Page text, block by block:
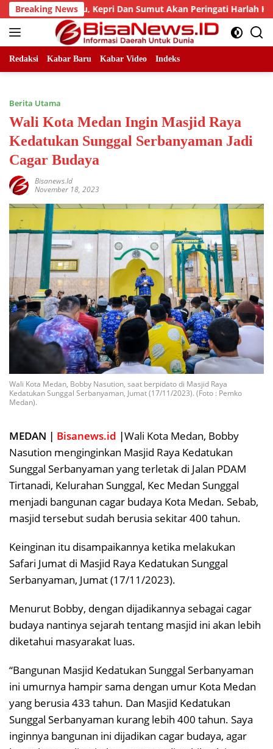
Skip
to
content
Breaking News
Riau, Kepri Dan Sumut Akan Peringati Harlah Ke-25
Redaksi Kabar Baru Kabar Video Indeks
Berita Utama
Wali Kota Medan Ingin Masjid Raya
Kedatukan Sunggal Serbanyaman Jadi
Cagar Budaya
Bisanews.id
November 18, 2023
Wali Kota Medan, Bobby Nasution, saat berpidato di Masjid Raya
Kedatukan Sunggal Serbanyaman, Jumat (17/11/2023). (Foto : Pemko
Medan).
MEDAN | Bisanews.id |Wali Kota Medan, Bobby
Nasution menginginkan Masjid Raya Kedatukan
Sunggal Serbanyaman yang terletak di Jalan PDAM
Tirtanadi, Kelurahan Sunggal, Kec Medan Sunggal
menjadi bangunan cagar budaya Kota Medan. Sebab,
masjid tersebut sudah berusia sekitar 400 tahun.
Keinginan itu disampaikannya ketika melakukan
Safari Jumat di Masjid Raya Kedatukan Sunggal
Serbanyaman, Jumat (17/11/2023).
Menurut Bobby, dengan dijadikannya sebagai cagar
budaya nantinya sejarah tentang masjid ini akan lebih
diketahui masyarakat luas.
“Bangunan Masjid Kedatukan Sunggal Serbanyaman
ini umurnya hampir sama dengan umur Kota Medan
yang berusia 433 tahun. Dan Masjid Kedatukan
Sunggal Serbanyaman kurang lebih 400 tahun. Saya
inginnya bangunan ini dijadikan cagar budaya, agar